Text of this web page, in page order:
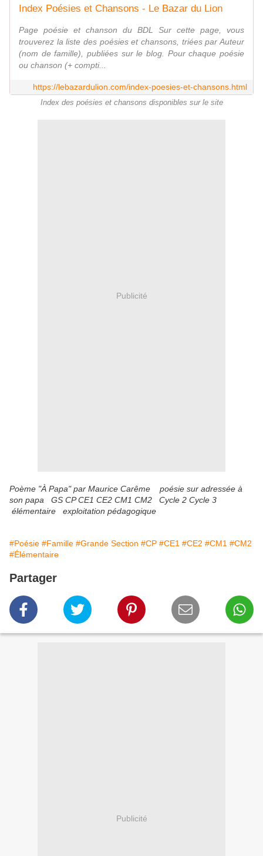
Index Poésies et Chansons - Le Bazar du Lion
Page poésie et chanson du BDL Sur cette page, vous
trouverez la liste des poésies et chansons, triées par Auteur
(nom de famille), publiées sur le blog. Pour chaque poésie
ou chanson (+ compti...
https://lebazardulion.com/index-poesies-et-chansons.html
Index des poésies et chansons disponibles sur le site
Publicité
Poème "À Papa" par Maurice Carême poésie sur adressée à
son papa GS CP CE1 CE2 CM1 CM2 Cycle 2 Cycle 3
élémentaire exploitation pédagogique
#Poésie #Famille #Grande Section #CP #CE1 #CE2 #CM1 #CM2
#Élémentaire
Partager
Publicité